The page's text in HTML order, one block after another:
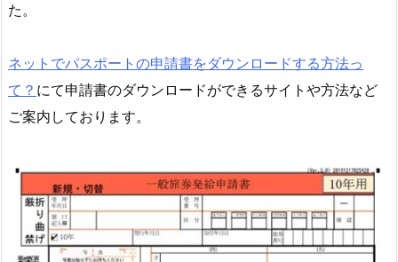
た。
ネットでパスポートの申請書をダウンロードする方法っ
て？ にて申請書のダウンロードができるサイトや方法など
ご案内しております。